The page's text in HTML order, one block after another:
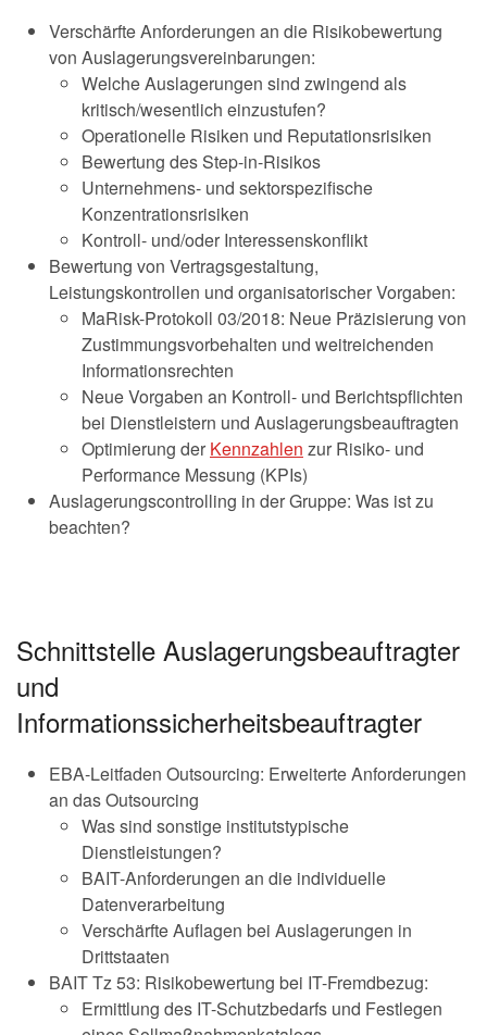
Verschärfte Anforderungen an die Risikobewertung
von Auslagerungsvereinbarungen:
Welche Auslagerungen sind zwingend als
kritisch/wesentlich einzustufen?
Operationelle Risiken und Reputationsrisiken
Bewertung des Step-in-Risikos
Unternehmens- und sektorspezifische
Konzentrationsrisiken
Kontroll- und/oder Interessenskonflikt
Bewertung von Vertragsgestaltung,
Leistungskontrollen und organisatorischer Vorgaben:
MaRisk-Protokoll 03/2018: Neue Präzisierung von
Zustimmungsvorbehalten und weitreichenden
Informationsrechten
Neue Vorgaben an Kontroll- und Berichtspflichten
bei Dienstleistern und Auslagerungsbeauftragten
Optimierung der Kennzahlen zur Risiko- und
Performance Messung (KPIs)
Auslagerungscontrolling in der Gruppe: Was ist zu
beachten?
Schnittstelle Auslagerungsbeauftragter
und
Informationssicherheitsbeauftragter
EBA-Leitfaden Outsourcing: Erweiterte Anforderungen
an das Outsourcing
Was sind sonstige institutstypische
Dienstleistungen?
BAIT-Anforderungen an die individuelle
Datenverarbeitung
Verschärfte Auflagen bei Auslagerungen in
Drittstaaten
BAIT Tz 53: Risikobewertung bei IT-Fremdbezug:
Ermittlung des IT-Schutzbedarfs und Festlegen